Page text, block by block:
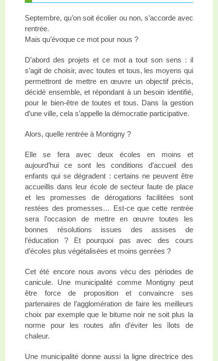
Septembre, qu’on soit écolier ou non, s’accorde avec
rentrée.
Mais qu’évoque ce mot pour nous ?
D’abord des projets et ce mot a tout son sens : il
s’agit de choisir, avec toutes et tous, les moyens qui
permettront de mettre en œuvre un objectif précis,
décidé ensemble, et répondant à un besoin identifié,
pour le bien-être de toutes et tous. Dans la gestion
d’une ville, cela s’appelle la démocratie participative.
Alors, quelle rentrée à Montigny ?
Elle se fera avec deux écoles en moins et
aujourd’hui ce sont les conditions d’accueil des
enfants qui se dégradent : certains ne peuvent être
accueillis dans leur école de secteur faute de place
et les promesses de dérogations facilitées sont
restées des promesses… Est-ce que cette rentrée
sera l’occasion de mettre en œuvre toutes les
bonnes résolutions issues des assises de
l’éducation ? Et pourquoi pas avec des cours
d’écoles plus végétalisées et moins genrées ?
Cet été encore nous avons vécu des périodes de
canicule. Une municipalité comme Montigny peut
être force de proposition et convaincre ses
partenaires de l’agglomération de faire les meilleurs
choix par exemple que le bitume noir ne soit plus la
norme pour les routes afin d’éviter les îlots de
chaleur.
Une municipalité donne aussi la ligne directrice des